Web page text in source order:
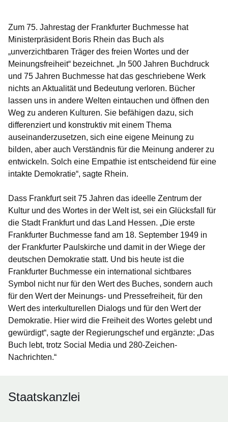
Zum 75. Jahrestag der Frankfurter Buchmesse hat
Ministerpräsident Boris Rhein das Buch als
„unverzichtbaren Träger des freien Wortes und der
Meinungsfreiheit“ bezeichnet. „In 500 Jahren Buchdruck
und 75 Jahren Buchmesse hat das geschriebene Werk
nichts an Aktualität und Bedeutung verloren. Bücher
lassen uns in andere Welten eintauchen und öffnen den
Weg zu anderen Kulturen. Sie befähigen dazu, sich
differenziert und konstruktiv mit einem Thema
auseinanderzusetzen, sich eine eigene Meinung zu
bilden, aber auch Verständnis für die Meinung anderer zu
entwickeln. Solch eine Empathie ist entscheidend für eine
intakte Demokratie“, sagte Rhein.
Dass Frankfurt seit 75 Jahren das ideelle Zentrum der
Kultur und des Wortes in der Welt ist, sei ein Glücksfall für
die Stadt Frankfurt und das Land Hessen. „Die erste
Frankfurter Buchmesse fand am 18. September 1949 in
der Frankfurter Paulskirche und damit in der Wiege der
deutschen Demokratie statt. Und bis heute ist die
Frankfurter Buchmesse ein international sichtbares
Symbol nicht nur für den Wert des Buches, sondern auch
für den Wert der Meinungs- und Pressefreiheit, für den
Wert des interkulturellen Dialogs und für den Wert der
Demokratie. Hier wird die Freiheit des Wortes gelebt und
gewürdigt“, sagte der Regierungschef und ergänzte: „Das
Buch lebt, trotz Social Media und 280-Zeichen-
Nachrichten.“
Staatskanzlei